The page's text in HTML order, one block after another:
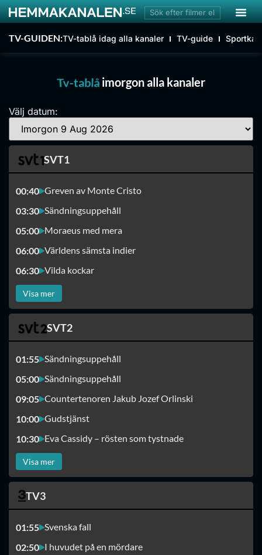
TV-GUIDEN:TV-tablå idag alla kanaler TV-guide
Tv-tablå imorgon alla kanaler
Välj datum:
SVT1
00:40 Greven av Monte Cristo
03:30 Sändningsuppehåll
05:00 Moraeus med mera
06:00 Världens sämsta indier
06:30 Vilda kockar
Visa mer
SVT2
01:55 Sändningsuppehåll
05:00 Sändningsuppehåll
09:05 Countertenoren Jakub Jozef Orlinski
10:00 Gudstjänst
10:30 Eva Cassidy – rösten som tystnade
Visa mer
TV3
01:55 Svenska fall
02:50 I huvudet på en mördare